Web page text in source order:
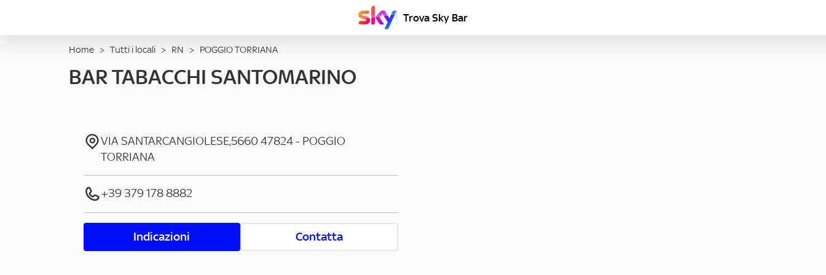
Trova Sky Bar
Home > Tutti i locali > RN > POGGIO TORRIANA
BAR TABACCHI SANTOMARINO
VIA SANTARCANGIOLESE,5660 47824- POGGIO
TORRIANA
+39 379 178 8882
Indicazioni Contatta